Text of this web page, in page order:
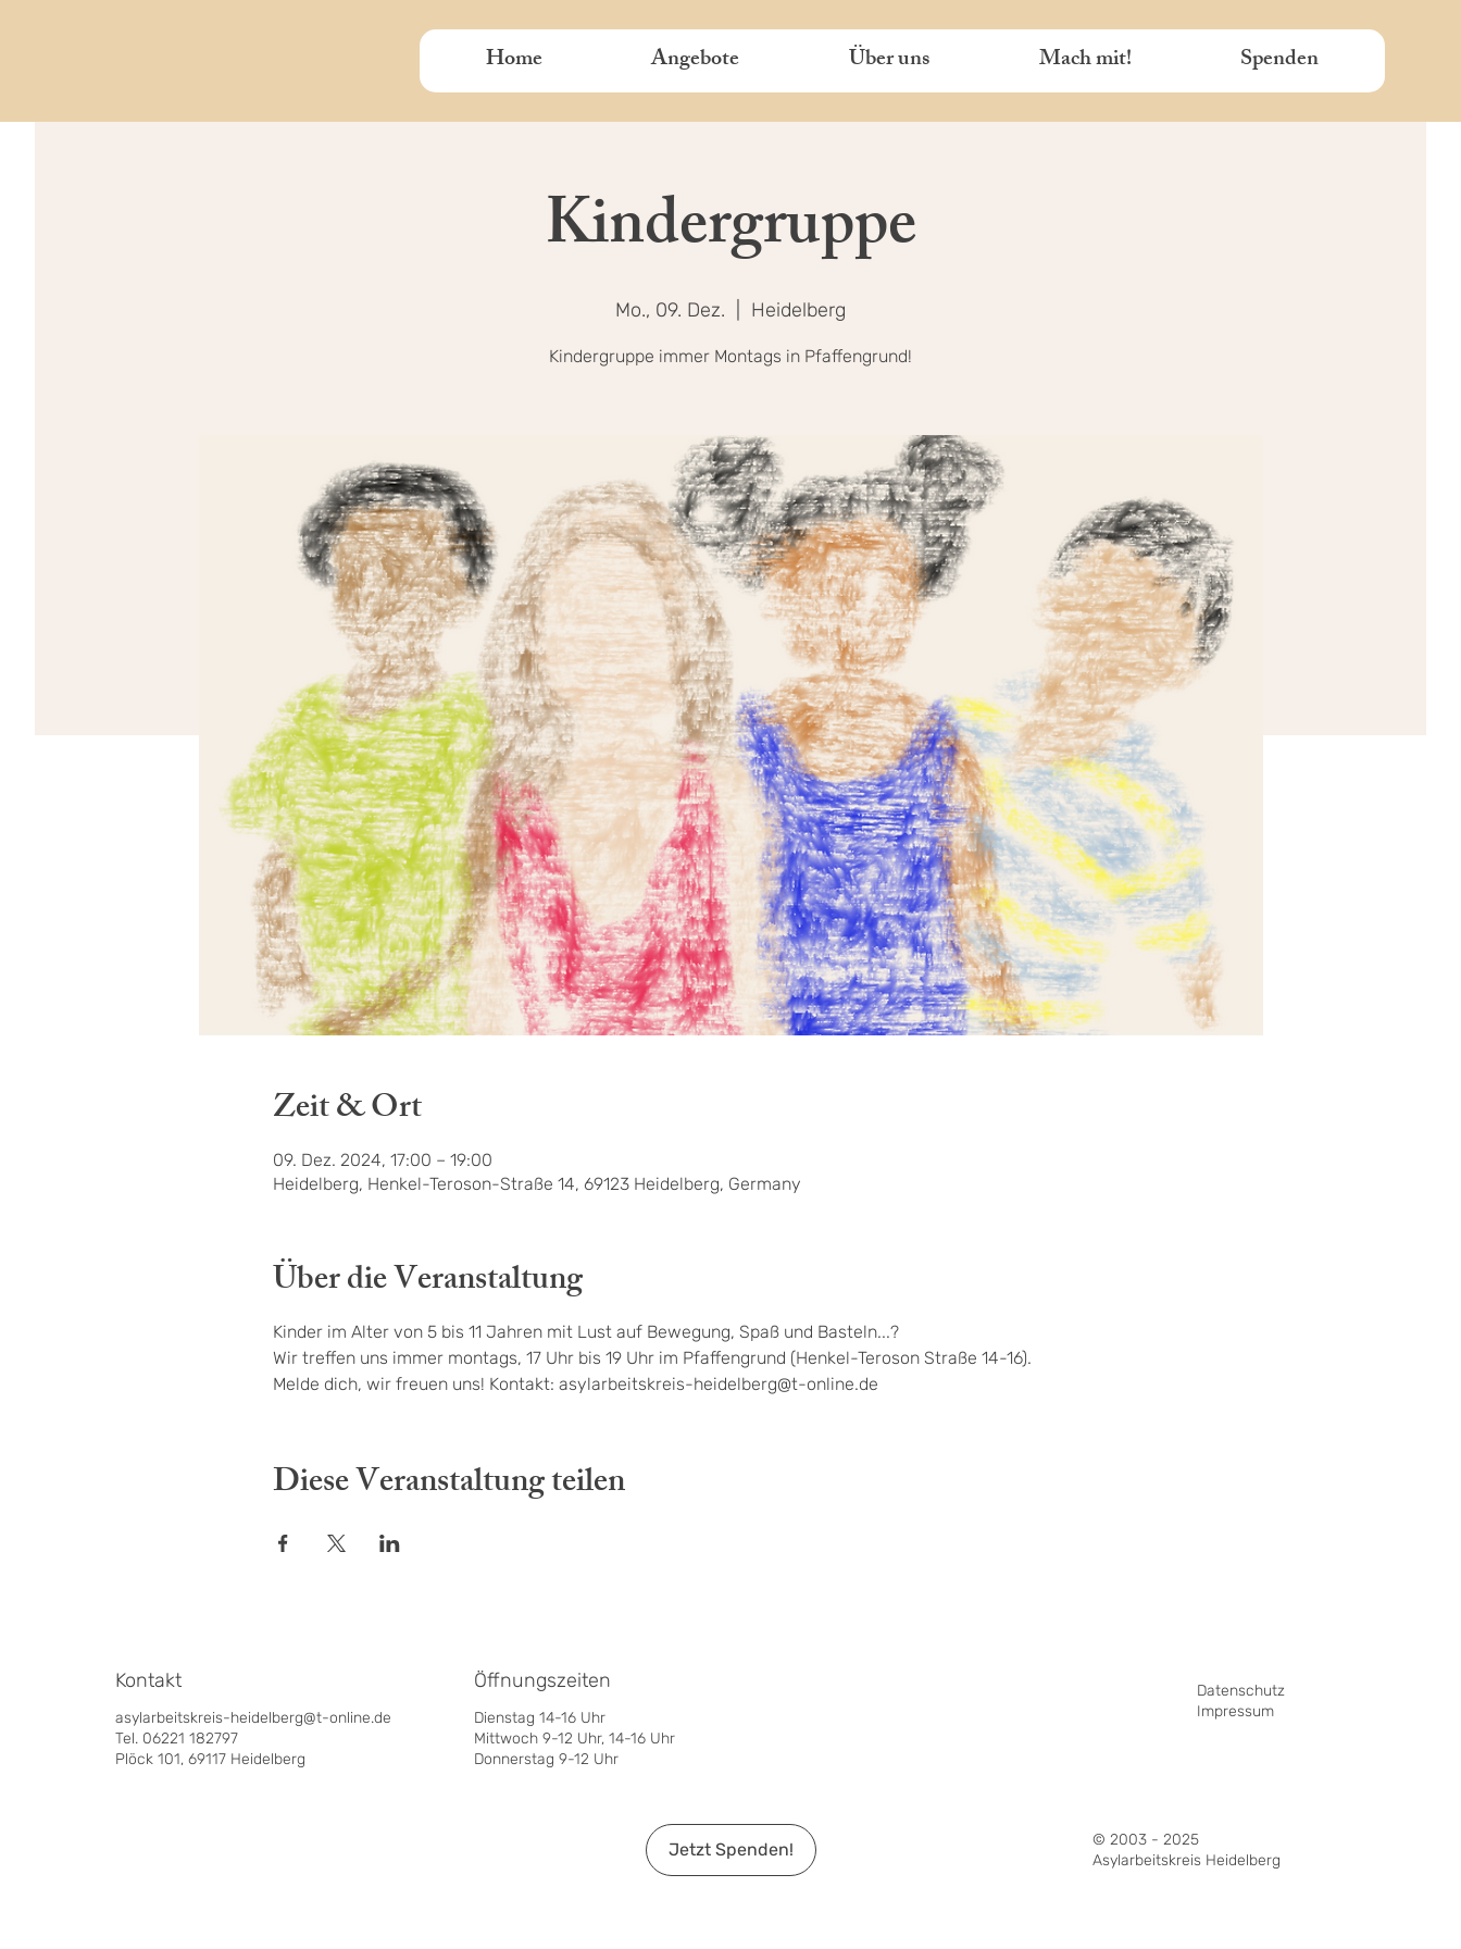
Home Angebote Über uns Mach mit! Spenden
Kindergruppe
Mo., 09. Dez. Heidelberg
Kindergruppe immer Montags in Pfaffengrund!
Zeit & Ort
09. Dez. 2024, 17:00 – 19:00
Heidelberg, Henkel-Teroson-Straße 14, 69123 Heidelberg, Germany
Über die Veranstaltung
Kinder im Alter von 5 bis 11 Jahren mit Lust auf Bewegung, Spaß und Basteln...?
Wir treffen uns immer montags, 17 Uhr bis 19 Uhr im Pfaffengrund (Henkel-Teroson Straße 14-16).
Melde dich, wir freuen uns! Kontakt: asylarbeitskreis-heidelberg@t-online.de
Diese Veranstaltung teilen
© 2003 - 2025
Asylarbeitskreis Heidelberg
Jetzt Spenden!
Datenschutz
Impressum
asylarbeitskreis-heidelberg@t-online.de
Tel. 06221 182797
Plöck 101, 69117 Heidelberg
Kontakt
Dienstag 14-16 Uhr
Mittwoch 9-12 Uhr, 14-16 Uhr
Donnerstag 9-12 Uhr
Öffnungszeiten